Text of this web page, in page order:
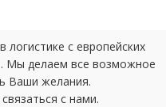
логистике с европейских
Мы делаем все возможное
Ваши желания.
с нами.